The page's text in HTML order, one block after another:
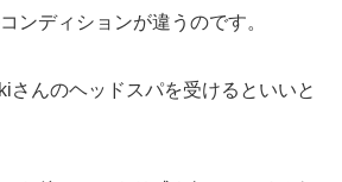
ンディションが違うのです。
さんのヘッドスパを受けるといいと